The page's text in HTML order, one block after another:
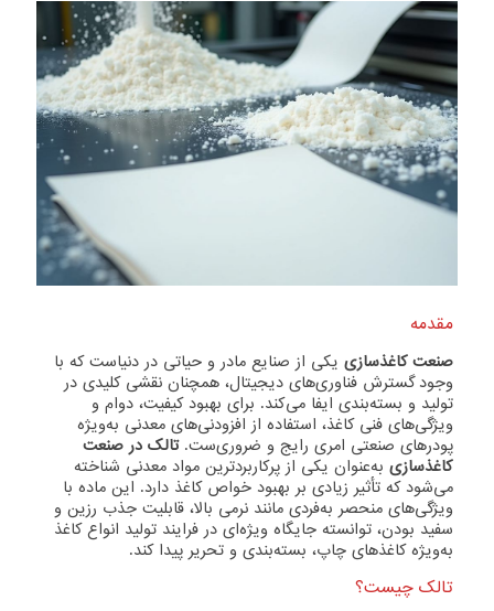
مقدمه
صنعت کاغذسازییکی از صنایع مادر و حیاتی در دنیاست که با
وجود گسترش فناوری‌های دیجیتال، همچنان نقشی کلیدی در
تولید و بسته‌بندی ایفا می‌کند. برای بهبود کیفیت، دوام و
ویژگی‌های فنی کاغذ، استفاده از افزودنی‌های معدنی به‌ویژه
پودرهای صنعتی امری رایج و ضروری‌ست.تالک در صنعت
کاغذسازیبه‌عنوان یکی از پرکاربردترین مواد معدنی شناخته
می‌شود که تأثیر زیادی بر بهبود خواص کاغذ دارد. این ماده با
ویژگی‌های منحصر به‌فردی مانند نرمی بالا، قابلیت جذب رزین و
سفید بودن، توانسته جایگاه ویژه‌ای در فرایند تولید انواع کاغذ
به‌ویژه کاغذهای چاپ، بسته‌بندی و تحریر پیدا کند.
تالک چیست؟